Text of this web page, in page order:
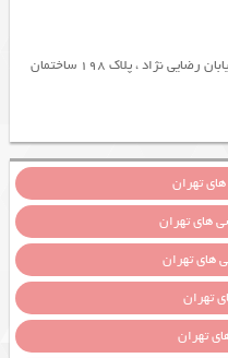
آدرس : تهران ، بلوار مرزداران ، بعد از خیابان رضایی نژاد ، پلاک 198 ساختمان
های تهران
های تهران
های تهران
تهران
تهران